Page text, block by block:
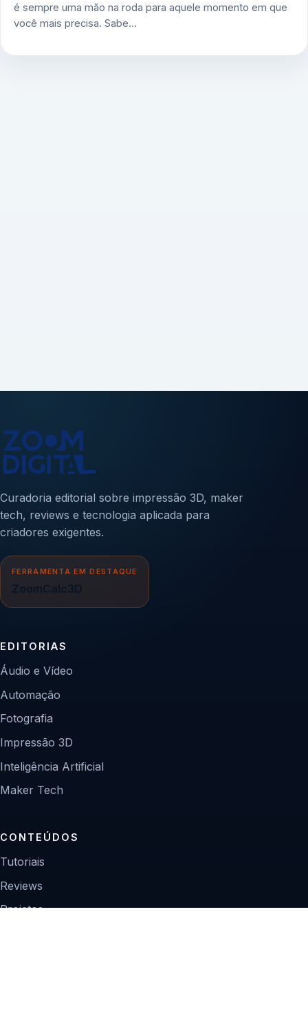
é sempre uma mão na roda para aquele momento em que
você mais precisa. Sabe…
Curadoria editorial sobre impressão 3D, maker
tech, reviews e tecnologia aplicada para
criadores exigentes.
FERRAMENTA EM DESTAQUE
ZoomCalc3D
EDITORIAS
Áudio e Vídeo
Automação
Fotografia
Impressão 3D
Inteligência Artificial
Maker Tech
CONTEÚDOS
Tutoriais
Reviews
Projetos